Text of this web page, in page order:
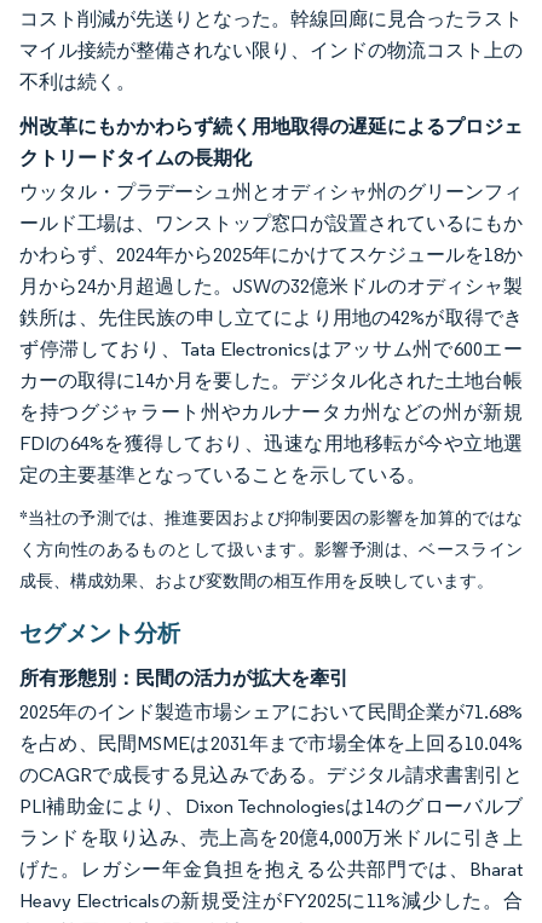
コスト削減が先送りとなった。幹線回廊に見合ったラスト
マイル接続が整備されない限り、インドの物流コスト上の
不利は続く。
州改革にもかかわらず続く用地取得の遅延によるプロジェ
クトリードタイムの長期化
ウッタル・プラデーシュ州とオディシャ州のグリーンフィ
ールド工場は、ワンストップ窓口が設置されているにもか
かわらず、2024年から2025年にかけてスケジュールを18か
月から24か月超過した。JSWの32億米ドルのオディシャ製
鉄所は、先住民族の申し立てにより用地の42%が取得でき
ず停滞しており、Tata Electronicsはアッサム州で600エー
カーの取得に14か月を要した。デジタル化された土地台帳
を持つグジャラート州やカルナータカ州などの州が新規
FDIの64%を獲得しており、迅速な用地移転が今や立地選
定の主要基準となっていることを示している。
*当社の予測では、推進要因および抑制要因の影響を加算的ではな
く方向性のあるものとして扱います。影響予測は、ベースライン
成長、構成効果、および変数間の相互作用を反映しています。
セグメント分析
所有形態別：民間の活力が拡大を牽引
2025年のインド製造市場シェアにおいて民間企業が71.68%
を占め、民間MSMEは2031年まで市場全体を上回る10.04%
のCAGRで成長する見込みである。デジタル請求書割引と
PLI補助金により、Dixon Technologiesは14のグローバルブ
ランドを取り込み、売上高を20億4,000万米ドルに引き上
げた。レガシー年金負担を抱える公共部門では、Bharat
Heavy Electricalsの新規受注がFY2025に11%減少した。合